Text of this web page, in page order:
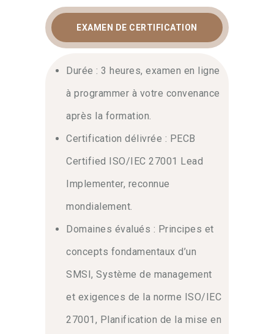
EXAMEN DE CERTIFICATION
Durée : 3 heures, examen en ligne
à programmer à votre convenance
après la formation.
Certification délivrée : PECB
Certified ISO/IEC 27001 Lead
Implementer, reconnue
mondialement.
Domaines évalués : Principes et
concepts fondamentaux d’un
SMSI, Système de management
et exigences de la norme ISO/IEC
27001, Planification de la mise en